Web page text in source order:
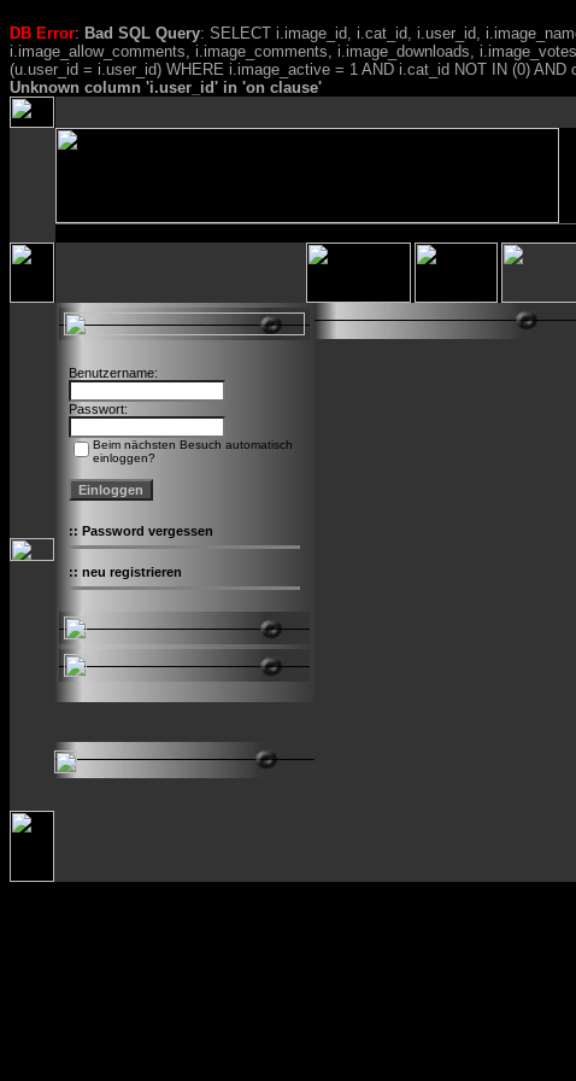
DB Error: Bad SQL Query: SELECT i.image_id, i.cat_id, i.user_id,
i.image_allow_comments, i.image_comments, i.image_downloads,
(u.user_id = i.user_id) WHERE i.image_active = 1 AND i.cat_id NOT IN (0)
Unknown column 'i.user_id' in 'on clause'
Benutzername:
Passwort:
Beim nächsten Besuch automatisch
einloggen?
:: Password vergessen
:: neu registrieren